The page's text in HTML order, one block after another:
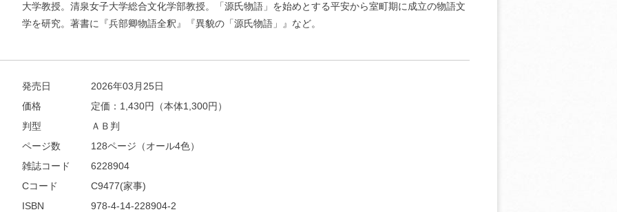
大学教授。清泉女子大学総合文化学部教授。「源氏物語」を始めとする平安から室町期に成立の物語文
学を研究。著書に『兵部卿物語全釈』『異貌の「源氏物語」』など。
発売日
2026年03月25日
価格
定価： 1,430円（本体1,300円）
判型
ＡＢ判
ページ数
128ページ（オール4色）
雑誌コード
6228904
Cコード
C9477(家事)
ISBN
978-4-14-228904-2